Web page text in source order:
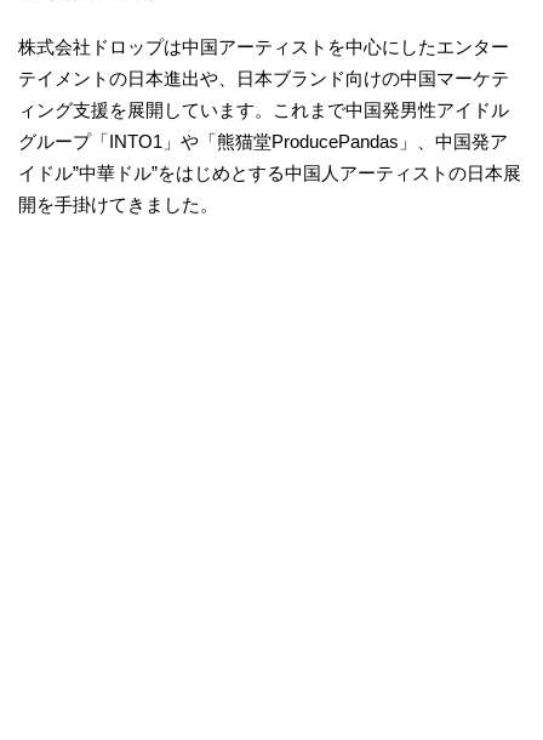
株式会社ドロップは中国アーティストを中心にしたエンター
テイメントの日本進出や、日本ブランド向けの中国マーケテ
ィング支援を展開しています。これまで中国発男性アイドル
グループ「INTO1」や「熊猫堂ProducePandas」、中国発ア
イドル”中華ドル”をはじめとする中国人アーティストの日本展
開を手掛けてきました。